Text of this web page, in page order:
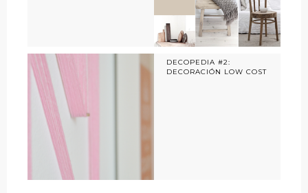
DECOPEDIA #2:
DECORACIÓN LOW COST